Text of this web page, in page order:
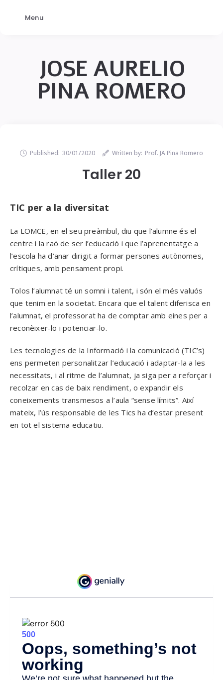
JOSE AURELIO
PINA ROMERO
Published: 30/01/2020 Written by: Prof. JA Pina Romero
Taller 20
TIC per a la diversitat
La LOMCE, en el seu preàmbul, diu que l’alumne és el
centre i la raó de ser l’educació i que l’aprenentatge a
l’escola ha d’anar dirigit a formar persones autònomes,
crítiques, amb pensament propi.
Tolos l’alumnat té un somni i talent, i són el més valuós
que tenim en la societat. Encara que el talent diferisca en
l’alumnat, el professorat ha de comptar amb eines per a
reconèixer-lo i potenciar-lo.
Les tecnologies de la Informació i la comunicació (TIC’s)
ens permeten personalitzar l’educació i adaptar-la a les
necessitats, i al ritme de l’alumnat, ja siga per a reforçar i
recolzar en cas de baix rendiment, o expandir els
coneixements transmesos a l’aula “sense límits”. Així
mateix, l’ús responsable de les Tics ha d’estar present
en tot el sistema educatiu.
Menu